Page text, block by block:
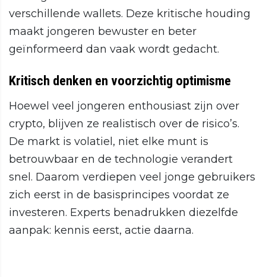
verschillende wallets. Deze kritische houding
maakt jongeren bewuster en beter
geïnformeerd dan vaak wordt gedacht.
Kritisch denken en voorzichtig optimisme
Hoewel veel jongeren enthousiast zijn over
crypto, blijven ze realistisch over de risico’s.
De markt is volatiel, niet elke munt is
betrouwbaar en de technologie verandert
snel. Daarom verdiepen veel jonge gebruikers
zich eerst in de basisprincipes voordat ze
investeren. Experts benadrukken diezelfde
aanpak: kennis eerst, actie daarna.